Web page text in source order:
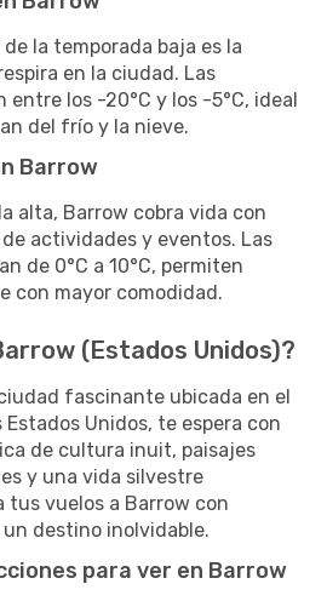
la temporada baja es la
en la ciudad. Las
los -20°C y los -5°C, ideal
del frío y la nieve.
Barrow
alta, Barrow cobra vida con
actividades y eventos. Las
de 0°C a 10°C, permiten
con mayor comodidad.
(Estados Unidos)?
fascinante ubicada en el
Unidos, te espera con
de cultura inuit, paisajes
y una vida silvestre
tus vuelos a Barrow con
destino inolvidable.
para ver en Barrow